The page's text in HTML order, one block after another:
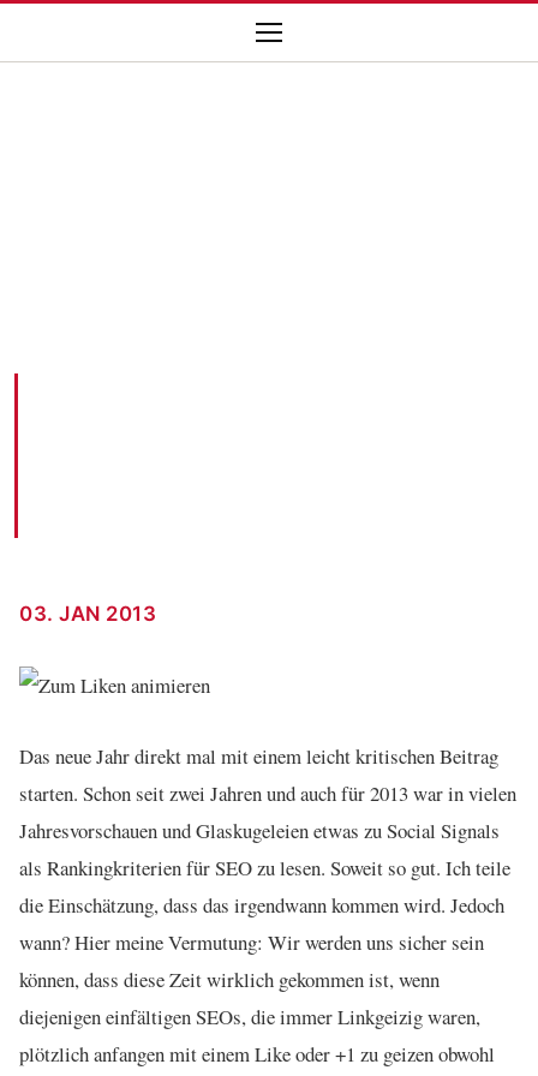
03. JAN 2013
Das neue Jahr direkt mal mit einem leicht kritischen Beitrag
starten. Schon seit zwei Jahren und auch für 2013 war in vielen
Jahresvorschauen und Glaskugeleien etwas zu Social Signals
als Rankingkriterien für SEO zu lesen. Soweit so gut. Ich teile
die Einschätzung, dass das irgendwann kommen wird. Jedoch
wann? Hier meine Vermutung: Wir werden uns sicher sein
können, dass diese Zeit wirklich gekommen ist, wenn
diejenigen einfältigen SEOs, die immer Linkgeizig waren,
plötzlich anfangen mit einem Like oder +1 zu geizen obwohl